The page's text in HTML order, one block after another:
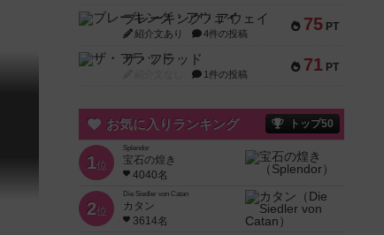
75 PT
ブレーキング・アウェイ
紹介文あり 4件の投稿
71 PT
ザ・フラッド
1件の投稿
お気に入りランキング トップ50
1位
Splendor
宝石の煌き
4040名
2位
Die Siedler von Catan
カタン
3614名